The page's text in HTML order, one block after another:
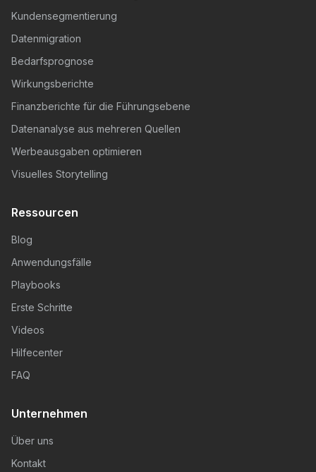
Kundensegmentierung
Datenmigration
Bedarfsprognose
Wirkungsberichte
Finanzberichte für die Führungsebene
Datenanalyse aus mehreren Quellen
Werbeausgaben optimieren
Visuelles Storytelling
Ressourcen
Blog
Anwendungsfälle
Playbooks
Erste Schritte
Videos
Hilfecenter
FAQ
Unternehmen
Über uns
Kontakt